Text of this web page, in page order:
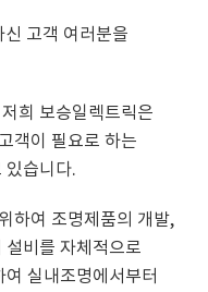
고객 여러분을
희 보승일렉트릭은
객이 필요로 하는
있습니다.
하여 조명제품의 개발,
비를 자체적으로
실내조명에서부터